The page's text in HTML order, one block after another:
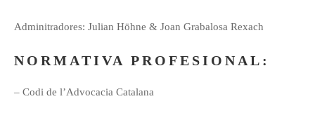
Adminitradores: Julian Höhne & Joan Grabalosa Rexach
NORMATIVA PROFESIONAL:
– Codi de l’Advocacia Catalana